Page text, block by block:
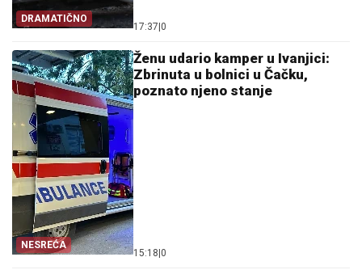
DRAMATIČNO
17:37 0
NESREĆA
Ženu udario kamper u Ivanjici:
Zbrinuta u bolnici u Čačku,
poznato njeno stanje
15:18 0